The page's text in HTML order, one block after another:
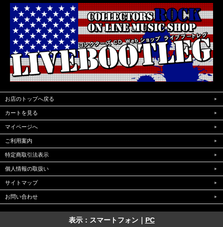
お店のトップへ戻る
カートを見る
マイページへ
ご利用案内
特定商取引法表示
個人情報の取扱い
サイトマップ
お問い合わせ
表示：スマートフォン｜ PC